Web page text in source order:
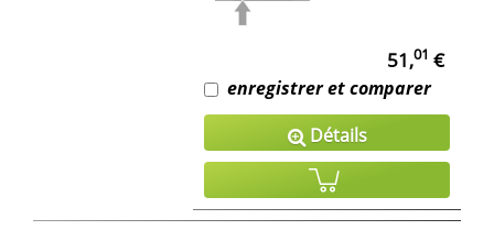
51,01 €
enregistrer et comparer
Détails